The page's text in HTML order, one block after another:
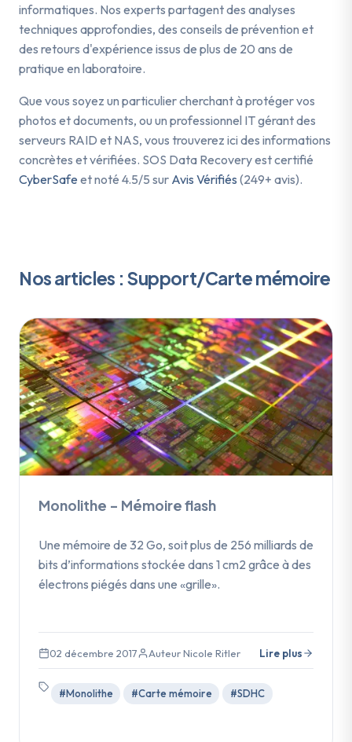
informatiques. Nos experts partagent des analyses
techniques approfondies, des conseils de prévention et
des retours d'expérience issus de plus de 20 ans de
pratique en laboratoire.
Que vous soyez un particulier cherchant à protéger vos
photos et documents, ou un professionnel IT gérant des
serveurs RAID et NAS, vous trouverez ici des informations
concrètes et vérifiées. SOS Data Recovery est certifié
CyberSafe et noté 4.5/5 sur Avis Vérifiés (249+ avis).
Nos articles : Support/Carte mémoire
Monolithe – Mémoire flash
Une mémoire de 32 Go, soit plus de 256 milliards de
bits d’informations stockée dans 1 cm2 grâce à des
électrons piégés dans une «grille».
02 décembre 2017 Auteur Nicole Ritler Lire plus
#Monolithe #Carte mémoire #SDHC